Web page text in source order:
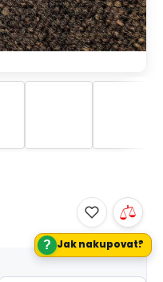
? Jak nakupovat?